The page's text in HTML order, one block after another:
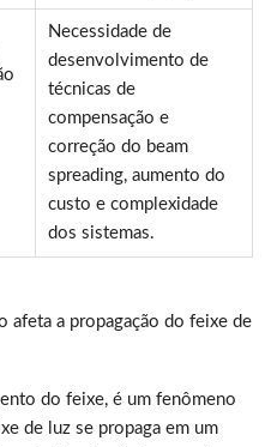
Necessidade de
desenvolvimento de
técnicas de
compensação e
correção do beam
spreading, aumento do
custo e complexidade
dos sistemas.
afeta a propagação do feixe de
do feixe, é um fenômeno
de luz se propaga em um